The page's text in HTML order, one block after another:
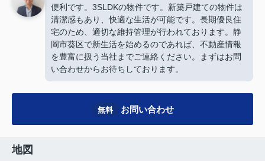
便利です。3SLDKの物件です。新築戸建ての物件は
清潔感もあり、快適な生活が可能です。長期優良住
宅のため、適切な維持管理が行われております。静
岡市葵区で新生活を始めるのであれば、不動産情報
を豊富に扱う当社までご連絡ください。まずはお問
い合わせからお待ちしております。
無料 お問い合わせ
地図